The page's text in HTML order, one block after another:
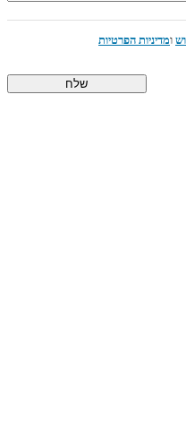
ומדיניות הפרטיות